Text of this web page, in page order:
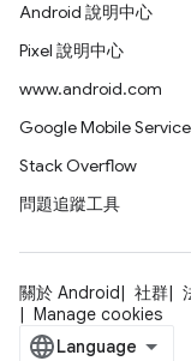
Android 說明中心
Pixel 說明中心
www.android.com
Google Mobile
Stack Overflow
問題追蹤工具
關於 Android 社群
Manage cookies